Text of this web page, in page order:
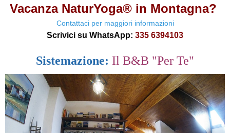
Vacanza NaturYoga® in Montagna?
Contattaci per maggiori informazioni
Scrivici su WhatsApp: 335 6394103
Sistemazione: Il B&B "Per Te"